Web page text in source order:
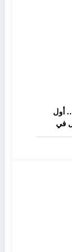
أول
في